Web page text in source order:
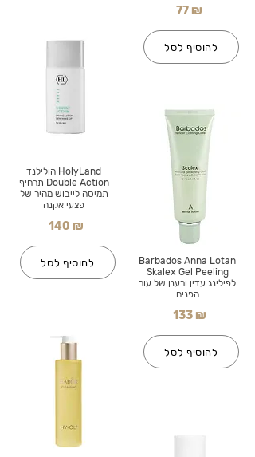
HolyLand הולילנד
Double Action תרחיף
תמיסה לייבוש מהיר של
פצעי אקנה
140 ₪
להוסיף לסל
77 ₪
להוסיף לסל
Barbados Anna Lotan
Skalex Gel Peeling
לפילינג עדין ורענן של עור
הפנים
133 ₪
להוסיף לסל